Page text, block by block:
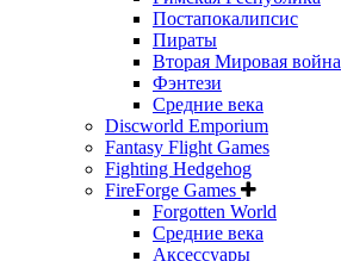
Постапокалипсис
Пираты
Вторая Мировая война
Фэнтези
Средние века
Discworld Emporium
Fantasy Flight Games
Fighting Hedgehog
FireForge Games
Forgotten World
Средние века
Аксессуары